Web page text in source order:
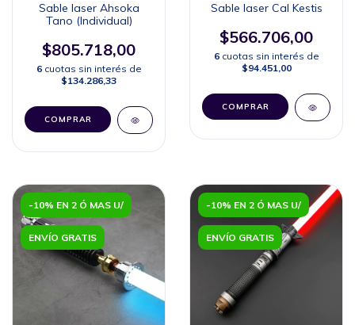
Sable laser Ahsoka
Tano (Individual)
$805.718,00
6 cuotas sin interés de
$134.286,33
COMPRAR
Sable laser Cal Kestis
$566.706,00
6 cuotas sin interés de
$94.451,00
COMPRAR
-10% EN 2 Ó MAS U/
ENVÍO GRATIS
-10% EN 2 Ó MAS U/
ENVÍO GRATIS